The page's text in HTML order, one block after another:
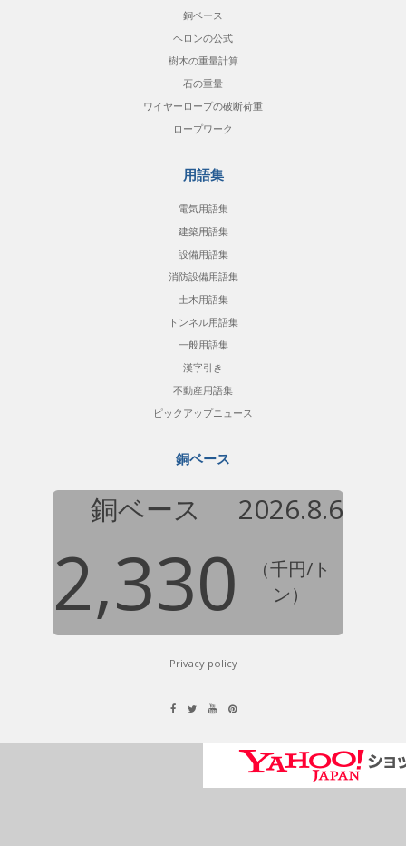
銅ベース
ヘロンの公式
樹木の重量計算
石の重量
ワイヤーロープの破断荷重
ロープワーク
用語集
電気用語集
建築用語集
設備用語集
消防設備用語集
土木用語集
トンネル用語集
一般用語集
漢字引き
不動産用語集
ピックアップニュース
銅ベース
銅ベース 2026.8.6
2,330
（千円/ト
ン）
Privacy policy